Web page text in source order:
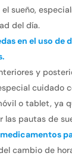
sueño,
del día.
en el uso de
y
cuidado
o tablet, ya
las pautas de
cambio de